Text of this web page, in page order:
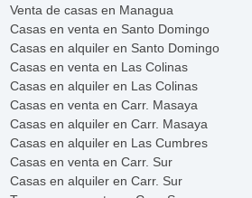
Venta de casas en Managua
Casas en venta en Santo Domingo
Casas en alquiler en Santo Domingo
Casas en venta en Las Colinas
Casas en alquiler en Las Colinas
Casas en venta en Carr. Masaya
Casas en alquiler en Carr. Masaya
Casas en alquiler en Las Cumbres
Casas en venta en Carr. Sur
Casas en alquiler en Carr. Sur